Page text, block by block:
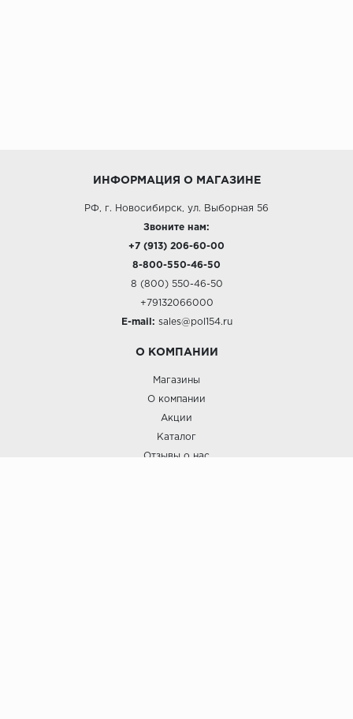
ИНФОРМАЦИЯ О МАГАЗИНЕ
РФ, г. Новосибирск, ул. Выборная 56
Звоните нам:
+7 (913) 206-60-00
8-800-550-46-50
8 (800) 550-46-50
+79132066000
E-mail: sales@pol154.ru
О КОМПАНИИ
Магазины
О компании
Акции
Каталог
Отзывы о нас